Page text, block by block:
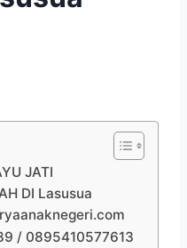
JATI
DI Lasusua
/ 0895410577613